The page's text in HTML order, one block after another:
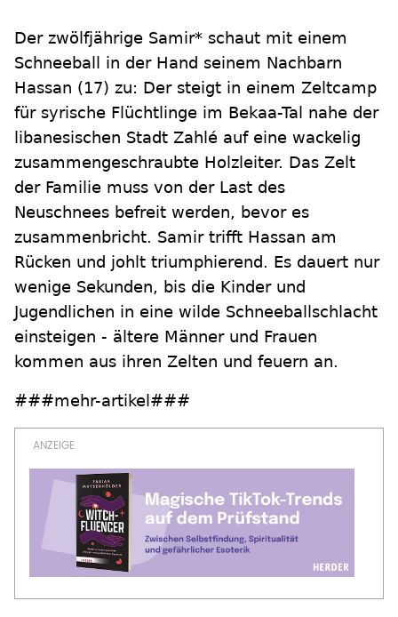
Der zwölfjährige Samir* schaut mit einem
Schneeball in der Hand seinem Nachbarn
Hassan (17) zu: Der steigt in einem Zeltcamp
für syrische Flüchtlinge im Bekaa-Tal nahe der
libanesischen Stadt Zahlé auf eine wackelig
zusammengeschraubte Holzleiter. Das Zelt
der Familie muss von der Last des
Neuschnees befreit werden, bevor es
zusammenbricht. Samir trifft Hassan am
Rücken und johlt triumphierend. Es dauert nur
wenige Sekunden, bis die Kinder und
Jugendlichen in eine wilde Schneeballschlacht
einsteigen - ältere Männer und Frauen
kommen aus ihren Zelten und feuern an.
###mehr-artikel###